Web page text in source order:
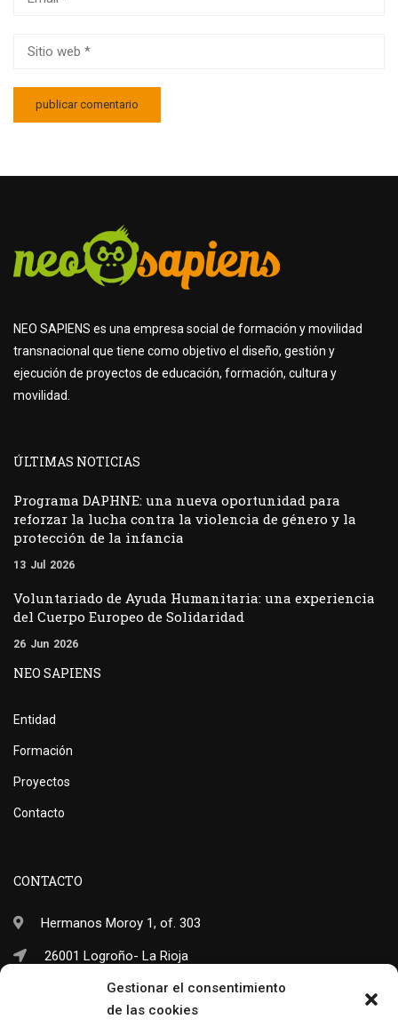
Gestionar el consentimiento
de las cookies
NEO SAPIENS es una empresa social de formación y movilidad
transnacional que tiene como objetivo el diseño, gestión y
ejecución de proyectos de educación, formación, cultura y
movilidad.
ÚLTIMAS NOTICIAS
Programa DAPHNE: una nueva oportunidad para
reforzar la lucha contra la violencia de género y la
protección de la infancia
13 Jul 2026
Voluntariado de Ayuda Humanitaria: una experiencia
del Cuerpo Europeo de Solidaridad
26 Jun 2026
NEO SAPIENS
Entidad
Formación
Proyectos
Contacto
CONTACTO
Hermanos Moroy 1, of. 303
26001 Logroño- La Rioja
(+34) 941 703 245